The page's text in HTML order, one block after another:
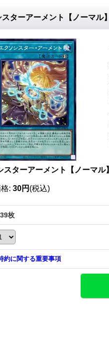
スターアーメント【ノーマル
スターアーメント【ノーマル
: 30円 (税込)
枚
約に関する重要事項